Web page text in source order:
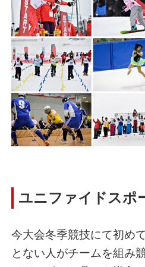
ユニファイドスポ
今大会冬季競技にて初め
とない人がチームを組み